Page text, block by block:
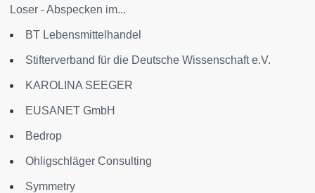
Loser - Abspecken im...
BT Lebensmittelhandel
Stifterverband für die Deutsche Wissenschaft e.V.
KAROLINA SEEGER
EUSANET GmbH
Bedrop
Ohligschläger Consulting
Symmetry